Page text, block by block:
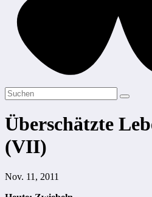
Überschätzte
(VII)
Nov. 11, 2011